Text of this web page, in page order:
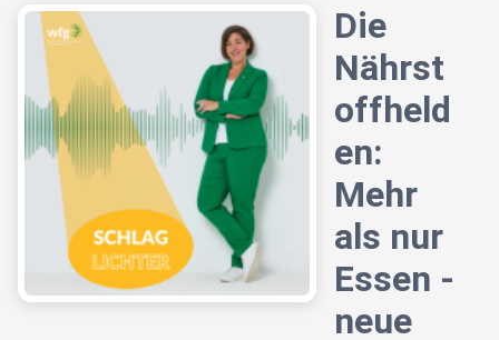
Die
Nährst
offheld
en:
Mehr
als nur
Essen -
neue